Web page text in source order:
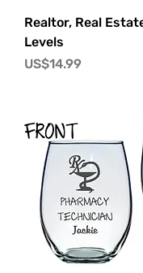
Realtor, Real
Levels
價格
US$14.99